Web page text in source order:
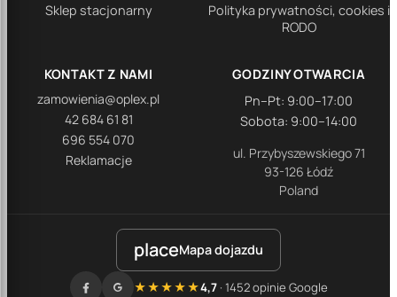
Sklep stacjonarny
Polityka prywatności, cookies i
RODO
KONTAKT Z NAMI
zamowienia@oplex.pl
42 684 61 81
696 554 070
Reklamacje
GODZINY OTWARCIA
Pn–Pt: 9:00–17:00
Sobota: 9:00–14:00
ul. Przybyszewskiego 71
93-126 Łódź
Poland
placeMapa dojazdu
★★★★★4,7· 1452 opinie Google